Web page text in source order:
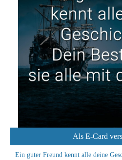
Als E-Card
Ein guter Freund kennt alle deine